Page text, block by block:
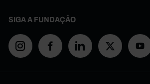
SIGA A FUNDAÇÃO